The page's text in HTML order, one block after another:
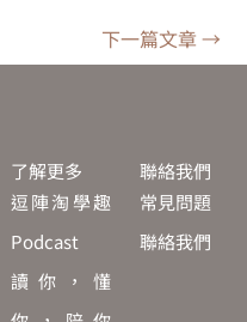
下一篇文章 →
了解更多
逗陣淘學趣
Podcast
讀你，懂
聯絡我們
常見問題
聯絡我們